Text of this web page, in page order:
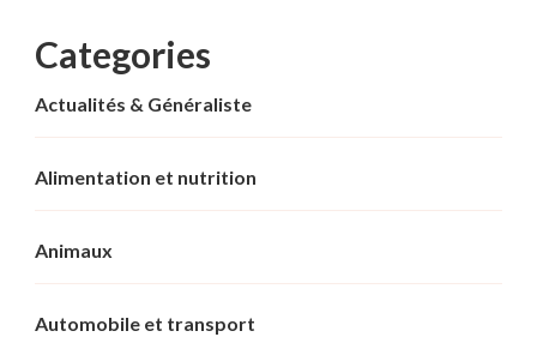
Categories
Actualités & Généraliste
Alimentation et nutrition
Animaux
Automobile et transport